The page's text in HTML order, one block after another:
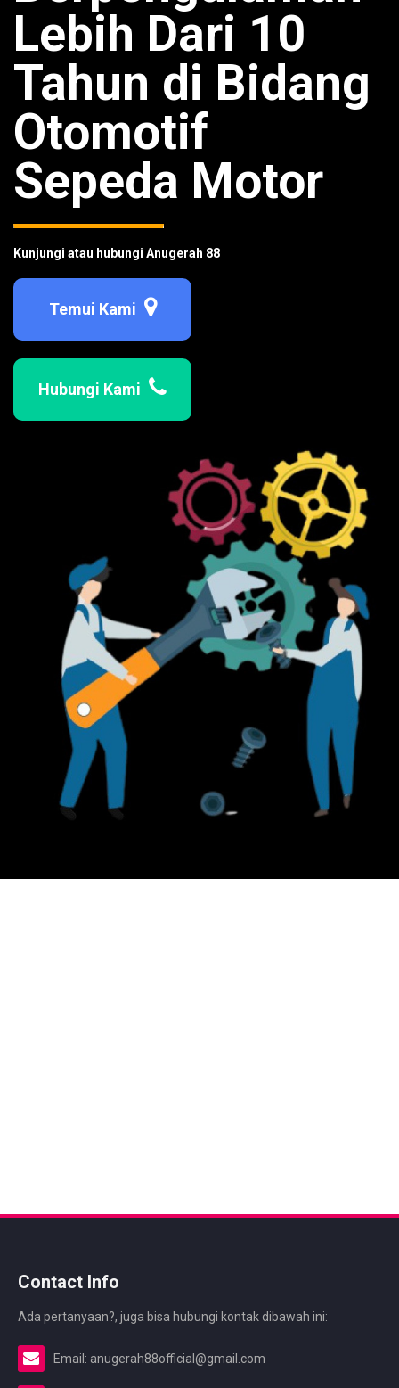
Lebih Dari 10
Tahun di Bidang
Otomotif
Sepeda Motor
Kunjungi atau hubungi Anugerah 88
Temui Kami
Hubungi Kami
Contact Info
Ada pertanyaan?, juga bisa hubungi kontak dibawah ini:
Email: anugerah88official@gmail.com